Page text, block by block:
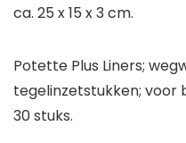
ca. 25 x 15 x 3 cm.
Potette Plus Liners;
tegelinzetstukken; voor
30 stuks.